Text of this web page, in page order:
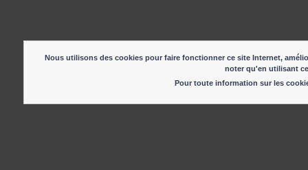
Nous utilisons des cookies pour faire fonctionner ce site Internet,
noter qu'en utilisant
Pour toute information sur les